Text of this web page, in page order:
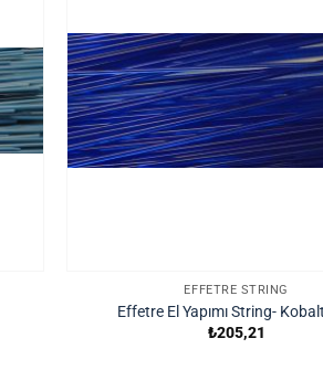
EFFETRE STRING
Effetre El Yapımı String-
₺205,21